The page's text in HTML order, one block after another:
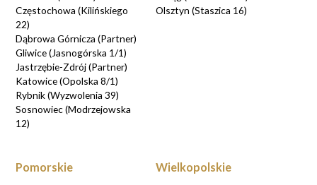
Częstochowa (Kilińskiego
22)
Dąbrowa Górnicza (Partner)
Gliwice (Jasnogórska 1/1)
Jastrzębie-Zdrój (Partner)
Katowice (Opolska 8/1)
Rybnik (Wyzwolenia 39)
Sosnowiec (Modrzejowska
12)
Olsztyn (Staszica 16)
Pomorskie Wielkopolskie